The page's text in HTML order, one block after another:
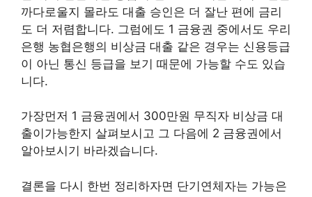
까다로울지 몰라도 대출 승인은 더 잘난 편에 금리
도 더 저렴합니다. 그럼에도 1 금융권 중에서도 우리
은행 농협은행의 비상금 대출 같은 경우는 신용등급
이 아닌 통신 등급을 보기 때문에 가능할 수도 있습
니다.
가장먼저 1 금융권에서 300만원 무직자 비상금 대
출이가능한지 살펴보시고 그 다음에 2 금융권에서
알아보시기 바라겠습니다.
결론을 다시 한번 정리하자면 단기연체자는 가능은